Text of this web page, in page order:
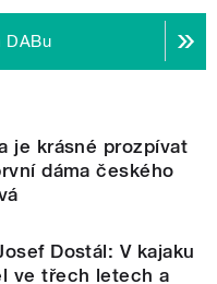
DABu
je krásné prozpívat
dáma českého
Dostál: V kajaku
ve třech letech a